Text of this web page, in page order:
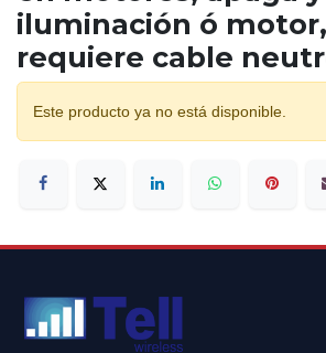
iluminación ó
requiere cable
Este producto ya no está disponible.